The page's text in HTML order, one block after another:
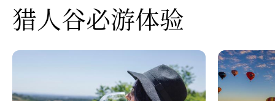
猎人谷必游体验